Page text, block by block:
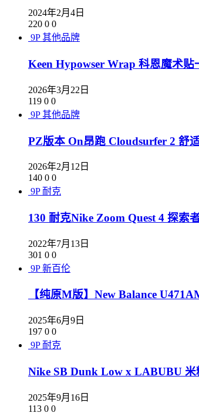
2024年2月4日
220 0 0
9P 其他品牌
Keen Hypowser Wrap 科恩魔术贴
2026年3月22日
119 0 0
9P 其他品牌
PZ版本 On昂跑 Cloudsurfer 2 舒
2026年2月12日
140 0 0
9P 耐克
130 耐克Nike Zoom Quest 4 探索
2022年7月13日
301 0 0
9P 新百伦
【纯原M版】New Balance
2025年6月9日
197 0 0
9P 耐克
Nike SB Dunk Low x LABUBU 米
2025年9月16日
113 0 0